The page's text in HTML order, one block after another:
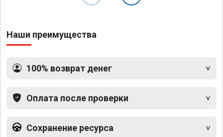
Наши преимущества
100% возврат денег
Оплата после проверки
Сохранение ресурса